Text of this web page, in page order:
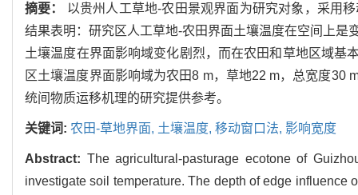
摘要： 以贵州人工草地-农田景观界面为研究对象，采用
结果表明：研究区人工草地-农田界面土壤温度在空间上
土壤温度在界面影响域变化剧烈，而在农田和草地区域
区土壤温度界面影响域为农田8 m，草地22 m，总宽度30
统间物质运移机理的研究提供参考。
关键词: 农田-草地界面, 土壤温度, 移动窗口法, 影响宽度
Abstract: The agricultural-pasturage ecotone of
investigate soil temperature. The depth of edge influence